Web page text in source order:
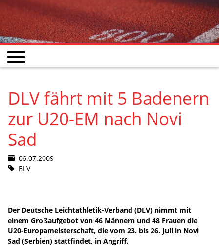
DLV fährt mit 5 Badenern
zur U20-EM nach Novi
Sad
06.07.2009
BLV
Der Deutsche Leichtathletik-Verband (DLV) nimmt mit
einem Großaufgebot von 46 Männern und 48 Frauen die
U20-Europameisterschaft, die vom 23. bis 26. Juli in Novi
Sad (Serbien) stattfindet, in Angriff.